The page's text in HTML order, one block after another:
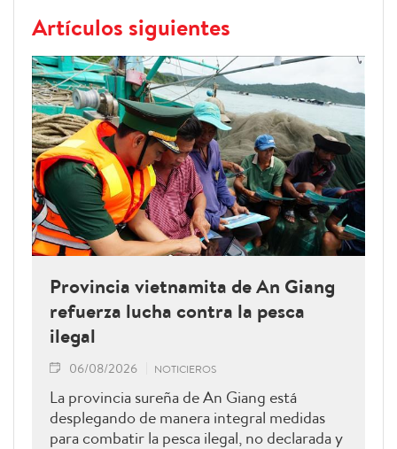
Artículos siguientes
Provincia vietnamita de An Giang
refuerza lucha contra la pesca
ilegal
06/08/2026 NOTICIEROS
La provincia sureña de An Giang está
desplegando de manera integral medidas
para combatir la pesca ilegal, no declarada y